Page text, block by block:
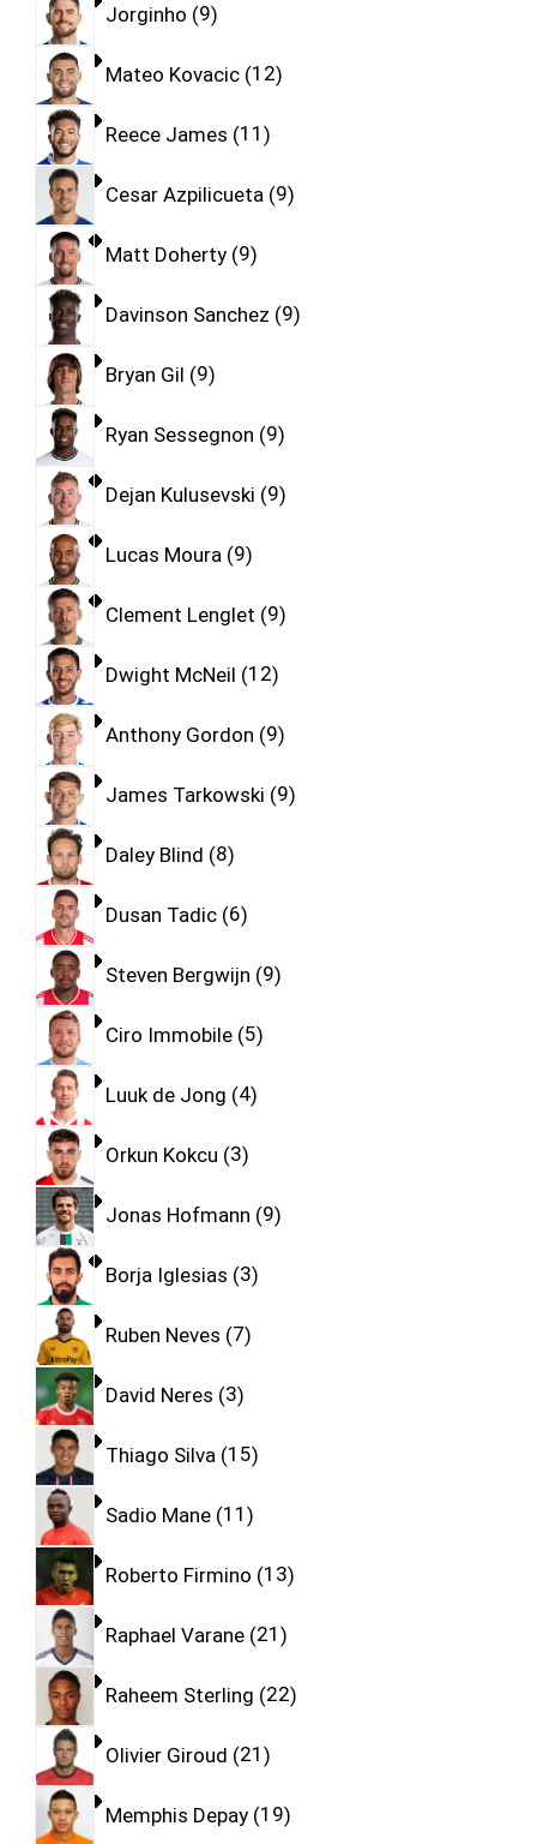
Jorginho 9
Mateo Kovacic 12
Reece James 11
Cesar Azpilicueta 9
Matt Doherty 9
Davinson Sanchez 9
Bryan Gil 9
Ryan Sessegnon 9
Dejan Kulusevski 9
Lucas Moura 9
Clement Lenglet 9
Dwight McNeil 12
Anthony Gordon 9
James Tarkowski 9
Daley Blind 8
Dusan Tadic 6
Steven Bergwijn 9
Ciro Immobile 5
Luuk de Jong 4
Orkun Kokcu 3
Jonas Hofmann 9
Borja Iglesias 3
Ruben Neves 7
David Neres 3
Thiago Silva 15
Sadio Mane 11
Roberto Firmino 13
Raphael Varane 21
Raheem Sterling 22
Olivier Giroud 21
Memphis Depay 19